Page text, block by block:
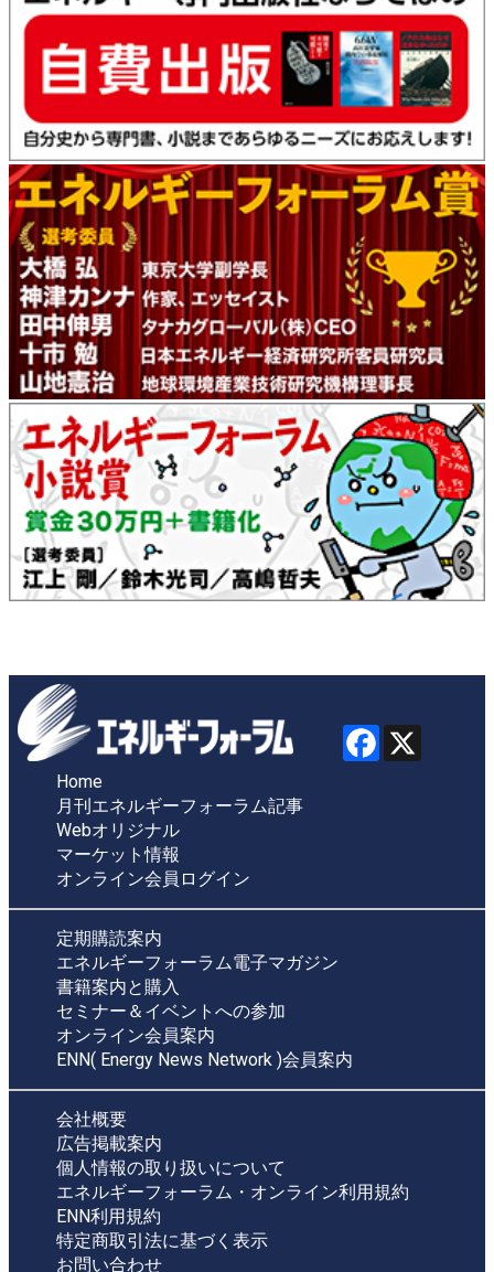
Home
月刊エネルギーフォーラム記事
Webオリジナル
マーケット情報
オンライン会員ログイン
定期購読案内
エネルギーフォーラム電子マガジン
書籍案内と購入
セミナー＆イベントへの参加
オンライン会員案内
ENN( Energy News Network )会員案内
会社概要
広告掲載案内
個人情報の取り扱いについて
エネルギーフォーラム・オンライン利用規約
ENN利用規約
特定商取引法に基づく表示
お問い合わせ